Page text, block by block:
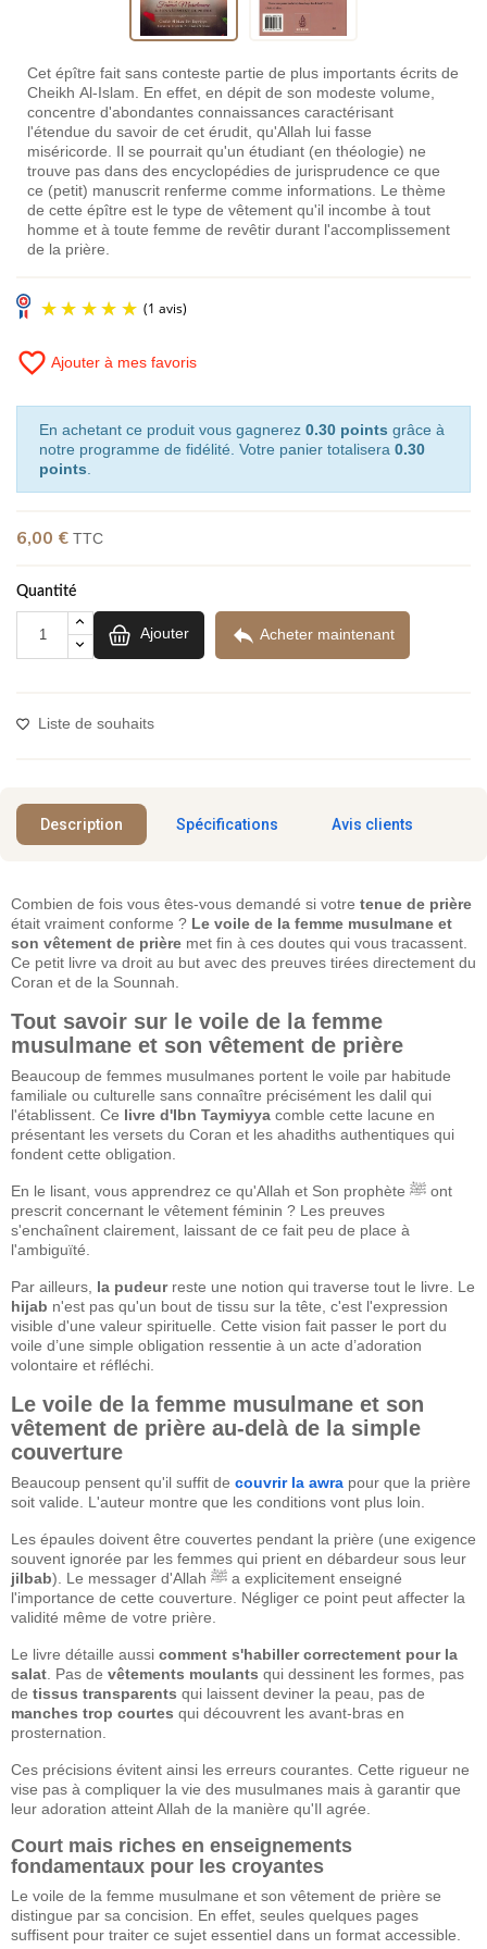
Cet épître fait sans conteste partie de plus importants écrits de
Cheikh Al-Islam. En effet, en dépit de son modeste volume,
concentre d'abondantes connaissances caractérisant
l'étendue du savoir de cet érudit, qu'Allah lui fasse
miséricorde. Il se pourrait qu'un étudiant (en théologie) ne
trouve pas dans des encyclopédies de jurisprudence ce que
ce (petit) manuscrit renferme comme informations. Le thème
de cette épître est le type de vêtement qu'il incombe à tout
homme et à toute femme de revêtir durant l'accomplissement
de la prière.
favorite_border Ajouter à mes favoris
En achetant ce produit vous gagnerez 0.30 points grâce à
notre programme de fidélité. Votre panier totalisera 0.30
points
6,00 € TTC
Quantité
Ajouter  Acheter maintenant
Liste de souhaits
Description Spécifications Avis clients
Combien de fois vous êtes-vous demandé si votre tenue de prière
était vraiment conforme ? Le voile de la femme musulmane et
son vêtement de prière met fin à ces doutes qui vous tracassent.
Ce petit livre va droit au but avec des preuves tirées directement du
Coran et de la Sounnah.
Tout savoir sur le voile de la femme
musulmane et son vêtement de prière
Beaucoup de femmes musulmanes portent le voile par habitude
familiale ou culturelle sans connaître précisément les dalil qui
l'établissent. Ce livre d'Ibn Taymiyya comble cette lacune en
présentant les versets du Coran et les ahadiths authentiques qui
fondent cette obligation.
En le lisant, vous apprendrez ce qu'Allah et Son prophète ﷺ ont
prescrit concernant le vêtement féminin ? Les preuves
s'enchaînent clairement, laissant de ce fait peu de place à
l'ambiguïté.
Par ailleurs, la pudeurreste une notion qui traverse tout le livre. Le
hijab n'est pas qu'un bout de tissu sur la tête, c'est l'expression
visible d'une valeur spirituelle. Cette vision fait passer le port du
voile d’une simple obligation ressentie à un acte d’adoration
volontaire et réfléchi.
Le voile de la femme musulmane et son
vêtement de prière au-delà de la simple
couverture
Beaucoup pensent qu'il suffit de couvrir la awra pour que la prière
soit valide. L'auteur montre que les conditions vont plus loin.
Les épaules doivent être couvertes pendant la prière (une exigence
souvent ignorée par les femmes qui prient en débardeur sous leur
jilbab). Le messager d'Allah ﷺ a explicitement enseigné
l'importance de cette couverture. Négliger ce point peut affecter la
validité même de votre prière.
Le livre détaille aussi comment s'habiller correctement pour la
salat . Pas de vêtements moulants qui dessinent les formes, pas
de tissus transparents qui laissent deviner la peau, pas de
manches trop courtes qui découvrent les avant-bras en
prosternation.
Ces précisions évitent ainsi les erreurs courantes. Cette rigueur ne
vise pas à compliquer la vie des musulmanes mais à garantir que
leur adoration atteint Allah de la manière qu'Il agrée.
Court mais riches en enseignements
fondamentaux pour les croyantes
Le voile de la femme musulmane et son vêtement de prière se
distingue par sa concision. En effet, seules quelques pages
suffisent pour traiter ce sujet essentiel dans un format accessible.